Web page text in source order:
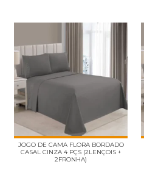
JOGO DE CAMA FLORA BORDADO
CASAL CINZA 4 PÇS (2LENÇOIS +
2FRONHA)